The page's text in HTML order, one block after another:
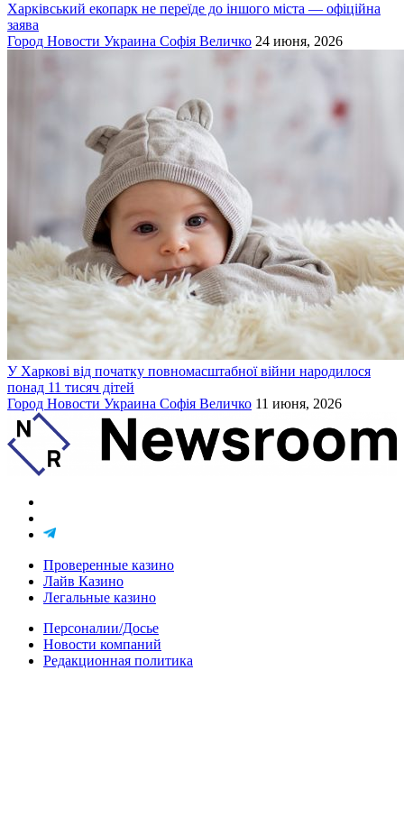
Харківський екопарк не переїде до іншого міста — офіційна
заява
Город Новости Украина Софія Величко 24 июня, 2026
У Харкові від початку повномасштабної війни народилося
понад 11 тисяч дітей
Город Новости Украина Софія Величко 11 июня, 2026
Проверенные казино
Лайв Казино
Легальные казино
Персоналии/Досье
Новости компаний
Редакционная политика